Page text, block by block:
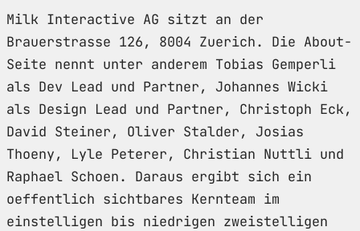
Milk Interactive AG sitzt an der
Brauerstrasse 126, 8004 Zuerich. Die About-
Seite nennt unter anderem Tobias Gemperli
als Dev Lead und Partner, Johannes Wicki
als Design Lead und Partner, Christoph Eck,
David Steiner, Oliver Stalder, Josias
Thoeny, Lyle Peterer, Christian Nuttli und
Raphael Schoen. Daraus ergibt sich ein
oeffentlich sichtbares Kernteam im
einstelligen bis niedrigen zweistelligen